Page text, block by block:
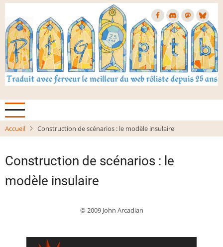
Aller
contenu
principal
Accueil Construction de scénarios : le modèle insulaire
Construction de scénarios : le
modèle insulaire
© 2009 John Arcadian